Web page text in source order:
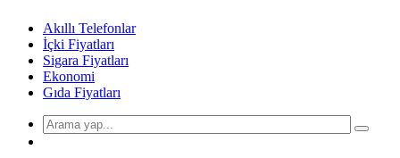
Akıllı Telefonlar
İçki Fiyatları
Sigara Fiyatları
Ekonomi
Gıda Fiyatları